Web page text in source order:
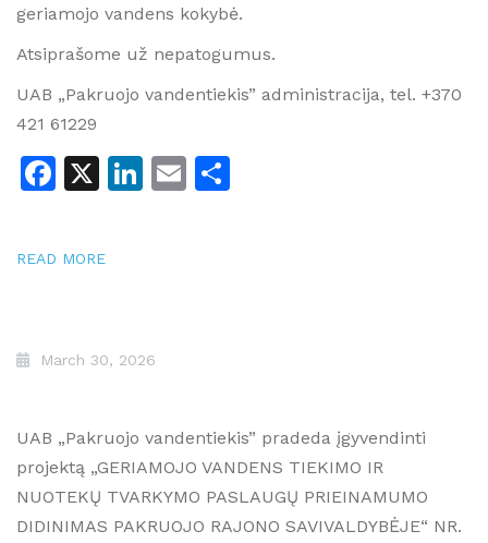
geriamojo vandens kokybė.
Atsiprašome už nepatogumus.
UAB „Pakruojo vandentiekis” administracija, tel. +370
421 61229
Facebook
X LinkedIn
Email
READ MORE
March 30, 2026
UAB „Pakruojo vandentiekis” pradeda įgyvendinti
projektą „GERIAMOJO VANDENS TIEKIMO IR
NUOTEKŲ TVARKYMO PASLAUGŲ PRIEINAMUMO
DIDINIMAS PAKRUOJO RAJONO SAVIVALDYBĖJE“ NR.